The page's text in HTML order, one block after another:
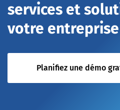
services et
votre entreprise
Planifiez une démo